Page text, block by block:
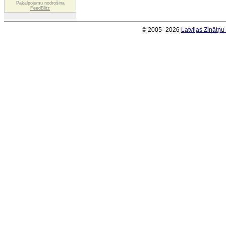
Pakalpojumu nodrošina
FeedBlitz
© 2005–2026 Latvijas